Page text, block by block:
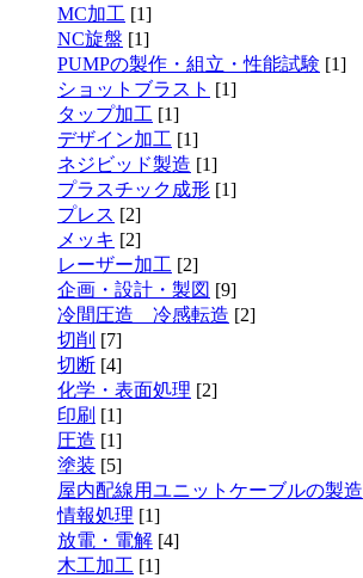
MC加工 [1]
NC旋盤 [1]
PUMPの製作・組立・性能試験 [1]
ショットブラスト [1]
タップ加工 [1]
デザイン加工 [1]
ネジビッド製造 [1]
プラスチック成形 [1]
プレス [2]
メッキ [2]
レーザー加工 [2]
企画・設計・製図 [9]
冷間圧造 冷感転造 [2]
切削 [7]
切断 [4]
化学・表面処理 [2]
印刷 [1]
圧造 [1]
塗装 [5]
屋内配線用ユニットケーブルの製造
情報処理 [1]
放電・電解 [4]
木工加工 [1]